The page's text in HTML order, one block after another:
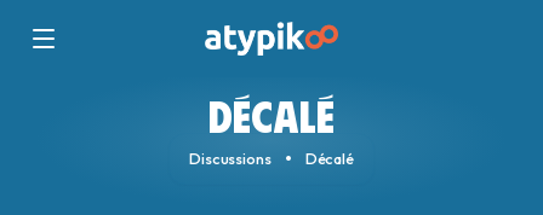
DÉCALÉ
Discussions Décalé